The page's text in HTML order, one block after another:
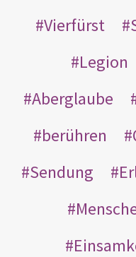
Vierfürst
Legion
Aberglaube
berühren
Sendung